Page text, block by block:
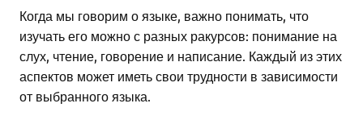
Когда мы говорим о языке, важно понимать, что
изучать его можно с разных ракурсов: понимание на
слух, чтение, говорение и написание. Каждый из этих
аспектов может иметь свои трудности в зависимости
от выбранного языка.